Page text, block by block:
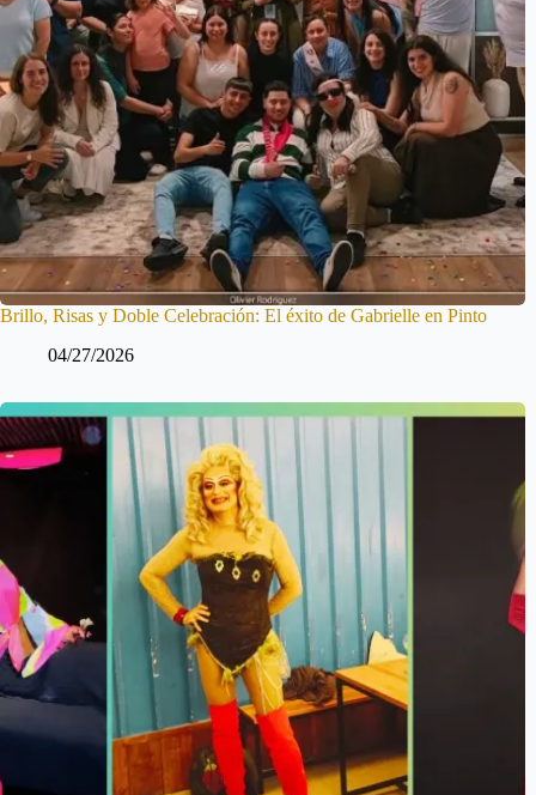
Brillo, Risas y Doble Celebración: El éxito de Gabrielle en Pinto
04/27/2026